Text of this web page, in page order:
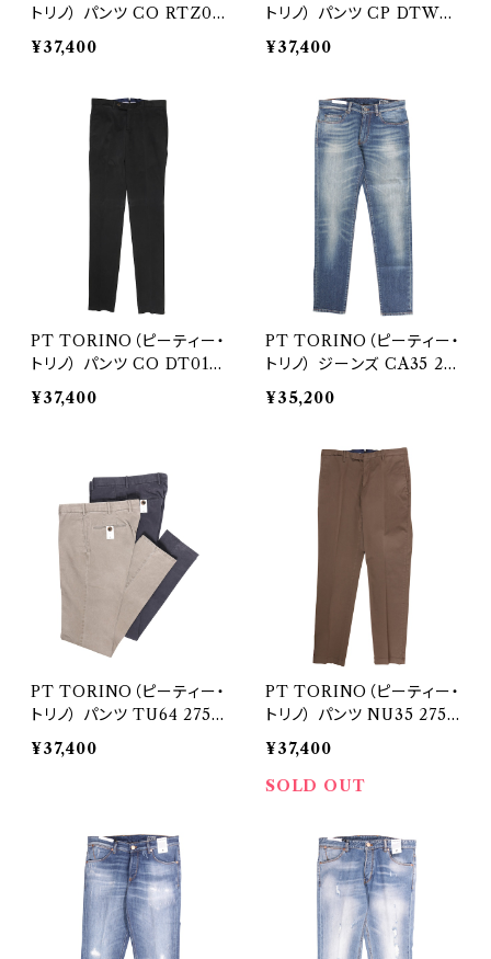
トリノ） パンツ CO RTZ0Z
00AND 26590
¥37,400
トリノ） パンツ CP DTWE
Z00MOB 26592
¥37,400
PT TORINO（ピーティー・
トリノ） パンツ CO DT01Z
00CL1 26599
¥37,400
PT TORINO（ピーティー・
トリノ） ジーンズ CA35 27
512
¥35,200
PT TORINO（ピーティー・
トリノ） パンツ TU64 2752
3
¥37,400
PT TORINO（ピーティー・
トリノ） パンツ NU35 2754
4
¥37,400
SOLD OUT